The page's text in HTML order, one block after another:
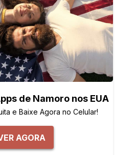
de Namoro nos EUA
e Baixe Agora no Celular!
AGORA